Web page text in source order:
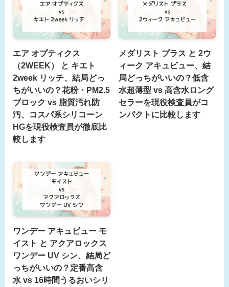
エア オプティクス
（2WEEK） と キエト
2week リッチ、結局どっ
ちがいいの？花粉・PM2.5
ブロック vs 脂質汚れ防
汚、コスパ系シリコーン
HGを現役検査員が徹底比
較します
メダリスト プラス と 2ウ
ィーク アキュビュー、結
局どっちがいいの？低含
水超薄型 vs 高含水ロング
セラーを現役検査員がコ
ンパクトに比較します
ワンデー アキュビュー モ
イスト と アクアロックス
ワンデー UV シン、結局ど
っちがいいの？定番高含
水 vs 16時間うるおいシリ